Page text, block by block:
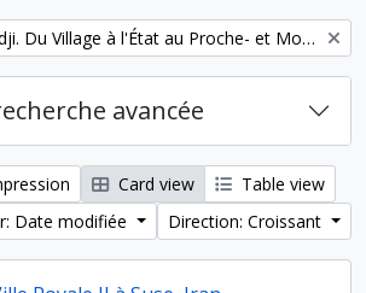
Pierre de Miroschedji. Du Village à l'État au Proche- et Moyen-Orient
avancée
Card view
Table view
Date modifiée
Direction: Croissant